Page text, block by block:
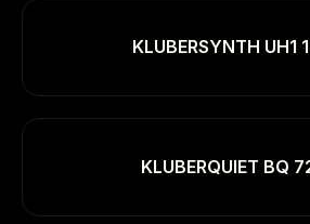
KLUBERSYNTH UH1
KLUBERQUIET BQ